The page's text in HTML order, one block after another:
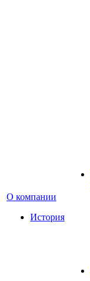
О компании
История